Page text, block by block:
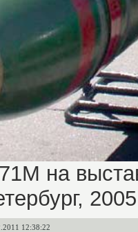
на
12:38:22